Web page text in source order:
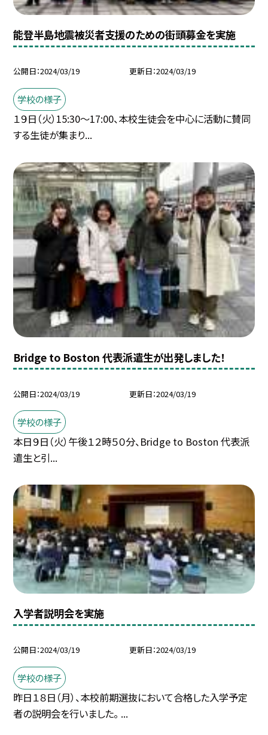
能登半島地震被災者支援のための街頭募金を実施
公開日 2024/03/19 更新日 2024/03/19
学校の様子
１９日（火）15:30〜17:00、本校生徒会を中心に活動に賛同
する生徒が集まり...
Bridge to Boston 代表派遣生が出発しました！
公開日 2024/03/19 更新日 2024/03/19
学校の様子
本日９日（火）午後１２時５０分、Bridge to Boston 代表派
遣生と引...
入学者説明会を実施
公開日 2024/03/19 更新日 2024/03/19
学校の様子
昨日１８日（月）、本校前期選抜において合格した入学予定
者の説明会を行いました。 ...